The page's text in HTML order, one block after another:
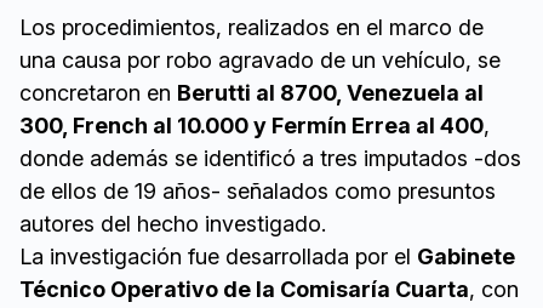
Los procedimientos, realizados en el marco de
una causa por robo agravado de un vehículo, se
concretaron en Berutti al 8700, Venezuela al
300, French al 10.000 y Fermín Errea al 400,
donde además se identificó a tres imputados -dos
de ellos de 19 años- señalados como presuntos
autores del hecho investigado.
La investigación fue desarrollada por el Gabinete
Técnico Operativo de la Comisaría Cuarta, con